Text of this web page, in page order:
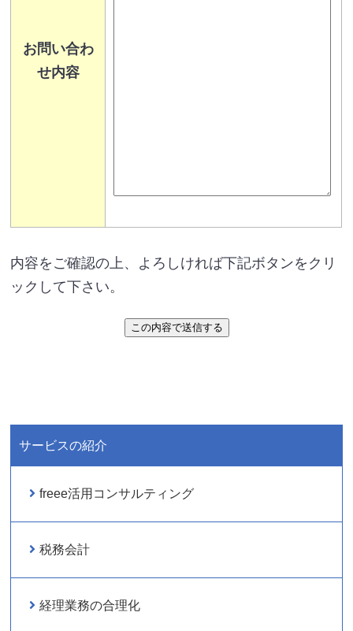
お問い合わ
せ内容
内容をご確認の上、よろしければ下記ボタンをクリ
ックして下さい。
サービスの紹介
freee活用コンサルティング
税務会計
経理業務の合理化